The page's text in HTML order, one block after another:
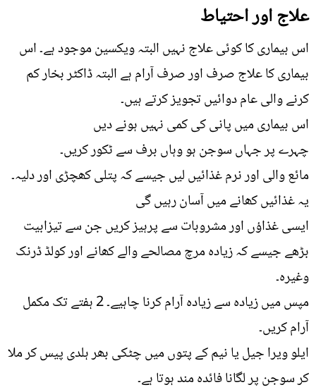
علاج اور احتیاط
اس بیماری کا کوئی علاج نہیں البتہ ویکسین موجود ہے۔ اس
بیماری کا علاج صرف اور صرف آرام ہے البتہ ڈاکٹر بخار کم
کرنے والی عام دوائیں تجویز کرتے ہیں۔
اس بیماری میں پانی کی کمی نہیں ہونے دیں
چہرے پر جہاں سوجن ہو وہاں برف سے ٹکور کریں۔
مائع والی اور نرم غذائیں لیں جیسے کہ پتلی کھچڑی اور دلیہ۔
یہ غذائیں کھانے میں آسان رہیں گی
ایسی غذاؤں اور مشروبات سے پرہیز کریں جن سے تیزابیت
بڑھے جیسے کہ زیادہ مرچ مصالحے والے کھانے اور کولڈ ڈرنک
وغیرہ۔
مپس میں زیادہ سے زیادہ آرام کرنا چاہیے۔ 2 ہفتے تک مکمل
آرام کریں۔
ایلو ویرا جیل یا نیم کے پتوں میں چٹکی بھر ہلدی پیس کر ملا
کر سوجن پر لگانا فائدہ مند ہوتا ہے۔